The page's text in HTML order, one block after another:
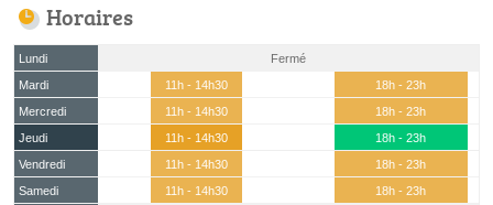
Horaires
Lundi
Fermé
Mardi
11h - 14h30
18h - 23h
Mercredi
11h - 14h30
18h - 23h
Jeudi
11h - 14h30
18h - 23h
Vendredi
11h - 14h30
18h - 23h
Samedi
11h - 14h30
18h - 23h